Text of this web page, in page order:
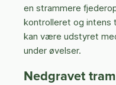
en strammere
kontrolleret og intens
kan være udstyret
under øvelser.
Nedgravet